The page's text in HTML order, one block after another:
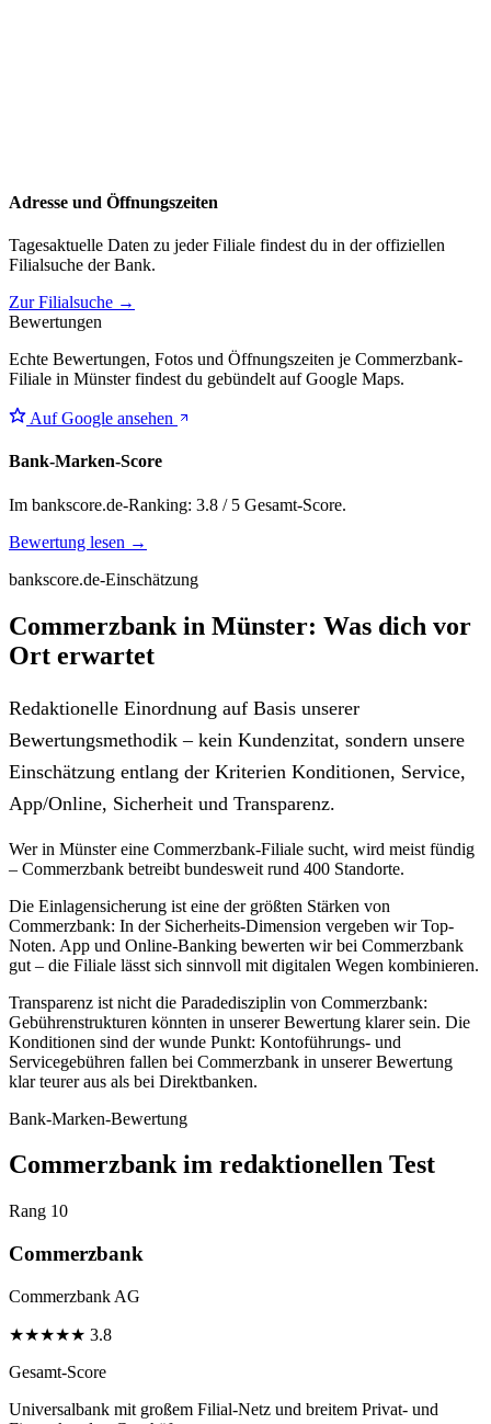
Adresse und Öffnungszeiten
Tagesaktuelle Daten zu jeder Filiale findest du in der offiziellen
Filialsuche der Bank.
Zur Filialsuche →
Bewertungen
Echte Bewertungen, Fotos und Öffnungszeiten je Commerzbank-
Filiale in Münster findest du gebündelt auf Google Maps.
Auf Google ansehen
Bank-Marken-Score
Im bankscore.de-Ranking: 3.8 / 5 Gesamt-Score.
Bewertung lesen →
bankscore.de-Einschätzung
Commerzbank in Münster: Was dich vor
Ort erwartet
Redaktionelle Einordnung auf Basis unserer
Bewertungsmethodik – kein Kundenzitat, sondern unsere
Einschätzung entlang der Kriterien Konditionen, Service,
App/Online, Sicherheit und Transparenz.
Wer in Münster eine Commerzbank-Filiale sucht, wird meist fündig
– Commerzbank betreibt bundesweit rund 400 Standorte.
Die Einlagensicherung ist eine der größten Stärken von
Commerzbank: In der Sicherheits-Dimension vergeben wir Top-
Noten. App und Online-Banking bewerten wir bei Commerzbank
gut – die Filiale lässt sich sinnvoll mit digitalen Wegen kombinieren.
Transparenz ist nicht die Paradedisziplin von Commerzbank:
Gebührenstrukturen könnten in unserer Bewertung klarer sein. Die
Konditionen sind der wunde Punkt: Kontoführungs- und
Servicegebühren fallen bei Commerzbank in unserer Bewertung
klar teurer aus als bei Direktbanken.
Bank-Marken-Bewertung
Commerzbank im redaktionellen Test
Rang 10
Commerzbank
Commerzbank AG
★★★★★ 3.8
Gesamt-Score
Universalbank mit großem Filial-Netz und breitem Privat- und